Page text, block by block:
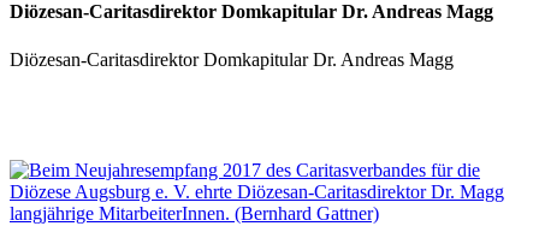
Diözesan-Caritasdirektor Domkapitular Dr. Andreas Magg
Diözesan-Caritasdirektor Domkapitular Dr. Andreas Magg